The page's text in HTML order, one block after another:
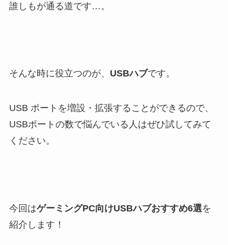
誰しもが通る道です…。
そんな時に役立つのが、 USBハブです。
USB ポートを増設・拡張することができるので、
USBポートの数で悩んでいる人はぜひ試してみて
ください。
今回はゲーミングPC向けUSBハブおすすめ6選を
紹介します！